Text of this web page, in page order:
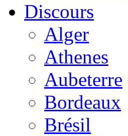
Discours
Alger
Athenes
Aubeterre
Bordeaux
Brésil